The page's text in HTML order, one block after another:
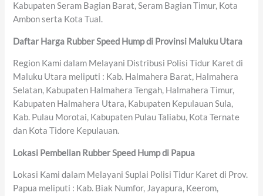
Kabupaten Seram Bagian Barat, Seram Bagian Timur, Kota
Ambon serta Kota Tual.
Daftar Harga Rubber Speed Hump di Provinsi Maluku Utara
Region Kami dalam Melayani Distribusi Polisi Tidur Karet di
Maluku Utara meliputi : Kab. Halmahera Barat, Halmahera
Selatan, Kabupaten Halmahera Tengah, Halmahera Timur,
Kabupaten Halmahera Utara, Kabupaten Kepulauan Sula,
Kab. Pulau Morotai, Kabupaten Pulau Taliabu, Kota Ternate
dan Kota Tidore Kepulauan.
Lokasi Pembelian Rubber Speed Hump di Papua
Lokasi Kami dalam Melayani Suplai Polisi Tidur Karet di Prov.
Papua meliputi : Kab. Biak Numfor, Jayapura, Keerom,